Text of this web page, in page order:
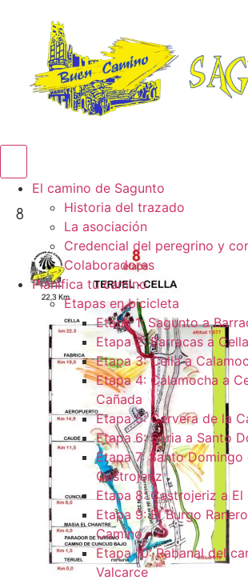
El camino de Sagunto
Historia del trazado
La asociación
Credencial del peregrino y
Colaboradores
Planifica tu camino
Etapas en bicicleta
Etapa 1: Sagunto a
Etapa 2: Barracas a Cella
Etapa 3: Cella a
Etapa 4: Calamocha a
Cañada
Etapa 5: Cervera de la
Etapa 6: Soria a Santo
Etapa 7: Santo Domingo
Castrojeriz
Etapa 8: Castrojeriz a El
Etapa 9: El Burgo
Camino
Etapa 10: Rabanal del
Valcarce
8